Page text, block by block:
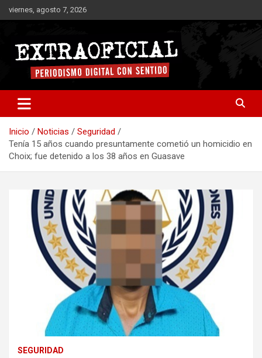
Saltar
al
viernes, agosto 7, 2026
Extraoficial
Inicio Noticias
Seguridad
Tenía 15 años cuando presuntamente cometió un homicidio en
Choix; fue detenido a los 38 años en Guasave
SEGURIDAD